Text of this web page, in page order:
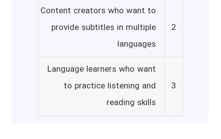
2
Content creators who want to
provide subtitles in multiple
languages
3
Language learners who want
to practice listening and
reading skills